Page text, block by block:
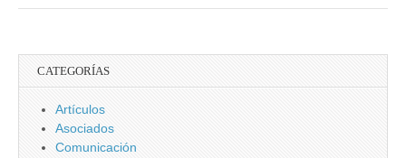
CATEGORÍAS
Artículos
Asociados
Comunicación